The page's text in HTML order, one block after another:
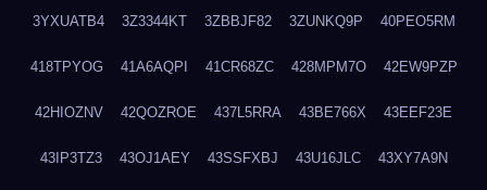
3YXUATB4 3Z3344KT 3ZBBJF82 3ZUNKQ9P 40PEO5RM
418TPYOG 41A6AQPI 41CR68ZC 428MPM7O 42EW9PZP
42HIOZNV 42QOZROE 437L5RRA 43BE766X 43EEF23E
43IP3TZ3 43OJ1AEY 43SSFXBJ 43U16JLC 43XY7A9N